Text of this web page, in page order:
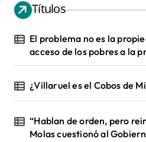
Títulos
El problema no es la
acceso de los pobres a la
¿Villaruel es el Cobos de
“Hablan de orden, pero
Molas cuestionó al